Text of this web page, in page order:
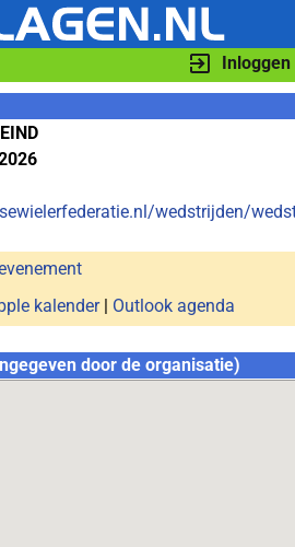
Inloggen
wedstrijden/
kalender| Outlook agenda
door de organisatie)